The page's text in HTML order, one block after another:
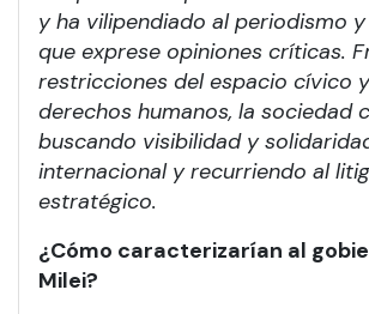
y ha vilipendiado al periodismo
que exprese opiniones críticas.
restricciones del espacio cívico
derechos humanos, la sociedad
buscando visibilidad y
internacional y recurriendo al
estratégico.
¿Cómo caracterizarían al
Milei?